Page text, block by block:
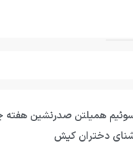
همیلتن صدرنشین هفته
دختران کیش